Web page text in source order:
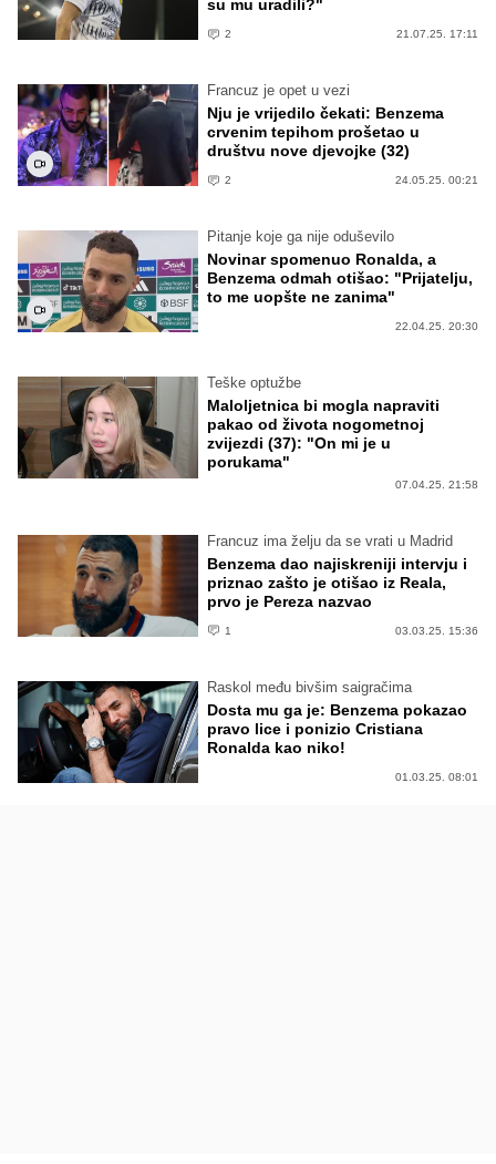
su mu uradili?"
2 21.07.25. 17:11
Francuz je opet u vezi
Nju je vrijedilo čekati: Benzema
crvenim tepihom prošetao u
društvu nove djevojke (32)
2 24.05.25. 00:21
Pitanje koje ga nije oduševilo
Novinar spomenuo Ronalda, a
Benzema odmah otišao: "Prijatelju,
to me uopšte ne zanima"
22.04.25. 20:30
Teške optužbe
Maloljetnica bi mogla napraviti
pakao od života nogometnoj
zvijezdi (37): "On mi je u
porukama"
07.04.25. 21:58
Francuz ima želju da se vrati u Madrid
Benzema dao najiskreniji intervju i
priznao zašto je otišao iz Reala,
prvo je Pereza nazvao
1 03.03.25. 15:36
Raskol među bivšim saigračima
Dosta mu ga je: Benzema pokazao
pravo lice i ponizio Cristiana
Ronalda kao niko!
01.03.25. 08:01